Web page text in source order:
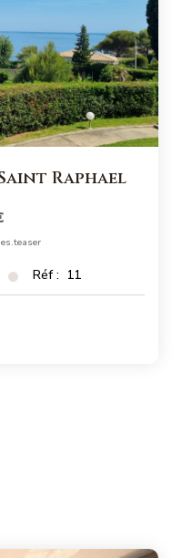
Raphael
Réf : 11